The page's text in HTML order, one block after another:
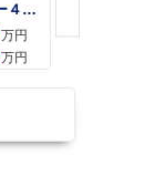
エリミネーター４００
万円
万円
本体価格: